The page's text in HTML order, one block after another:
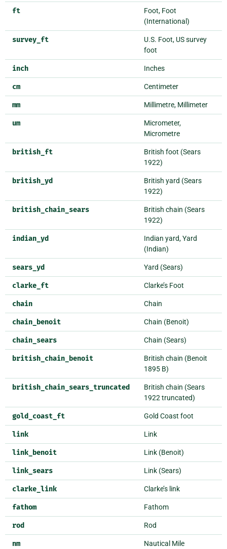
ft
Foot, Foot
(International)
survey_ft
U.S. Foot, US survey
foot
inch Inches
cm Centimeter
mm Millimetre, Millimeter
um
Micrometer,
Micrometre
british_ft
British foot (Sears
1922)
british_yd
British yard (Sears
1922)
british_chain_sears
British chain (Sears
1922)
indian_yd
Indian yard, Yard
(Indian)
sears_yd Yard (Sears)
clarke_ft Clarke’s Foot
chain Chain
chain_benoit Chain (Benoit)
chain_sears Chain (Sears)
british_chain_benoit
British chain (Benoit
1895 B)
british_chain_sears_truncated
British chain (Sears
1922 truncated)
gold_coast_ft Gold Coast foot
link Link
link_benoit Link (Benoit)
link_sears Link (Sears)
clarke_link Clarke’s link
fathom Fathom
rod Rod
nm Nautical Mile